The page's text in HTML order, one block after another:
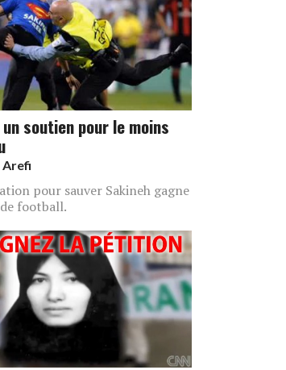
soutien pour le moins
pour sauver Sakineh gagne
football.